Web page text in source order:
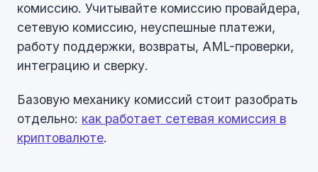
комиссию. Учитывайте комиссию провайдера,
сетевую комиссию, неуспешные платежи,
работу поддержки, возвраты, AML-проверки,
интеграцию и сверку.
Базовую механику комиссий стоит разобрать
отдельно: как работает сетевая комиссия в
криптовалюте.